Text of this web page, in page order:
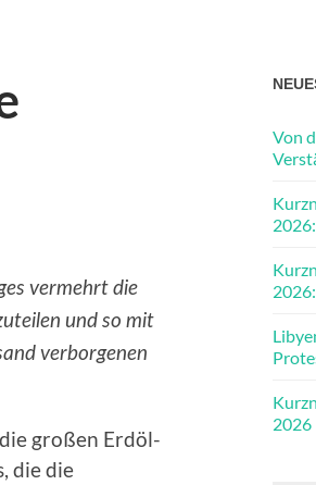
vermehrt die
und so mit
verborgenen
großen Erdöl-
die die
Von
2026